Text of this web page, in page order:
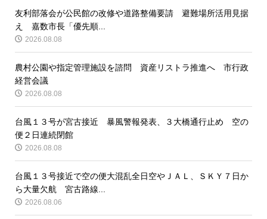
友利部落会が公民館の改修や道路整備要請 避難場所活用見据
え 嘉数市長「優先順...
2026.08.08
農村公園や指定管理施設を諮問 資産リストラ推進へ 市行政
経営会議
2026.08.08
台風１３号が宮古接近 暴風警報発表、３大橋通行止め 空の
便２日連続閉館
2026.08.08
台風１３号接近で空の便大混乱全日空やＪＡＬ、ＳＫＹ７日か
ら大量欠航 宮古路線...
2026.08.06